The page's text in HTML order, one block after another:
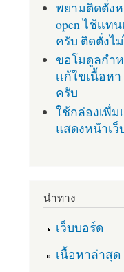
พยามติดตั่งห
open ไช้เเท
ครับ ติดตั่งไ
ขอโมดูลกำ
เเก้ใขเนื้อห
ครับ
ใช้กล่องเพื่
แสดงหน้าเว็
นำทาง
เว็บบอร์ด
เนื้อหาล่าสุด